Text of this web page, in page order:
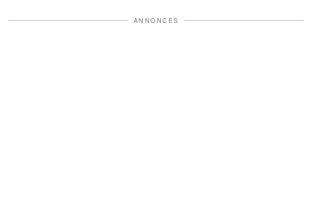
ANNONCES